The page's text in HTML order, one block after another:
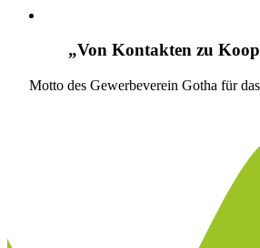
„Von Kontakten zu
Motto des Gewerbeverein Gotha für